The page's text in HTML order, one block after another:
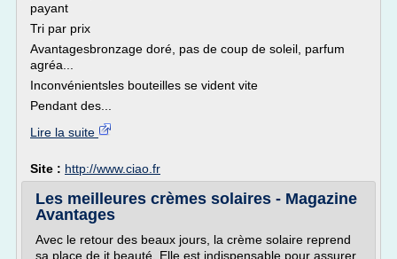
payant
Tri par prix
Avantagesbronzage doré, pas de coup de soleil, parfum
agréa...
Inconvénientsles bouteilles se vident vite
Pendant des...
Lire la suite
Site : http://www.ciao.fr
Les meilleures crèmes solaires - Magazine
Avantages
Avec le retour des beaux jours, la crème solaire reprend
sa place de it beauté. Elle est indispensable pour assurer